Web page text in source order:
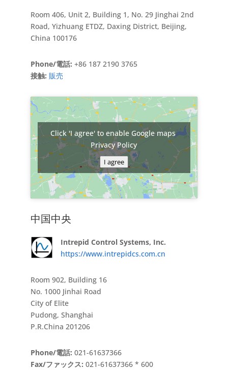
Room 406, Unit 2, Building 1, No. 29 Jinghai 2nd
Road, Yizhuang ETDZ, Daxing District, Beijing,
China 100176
Phone/電話: +86 187 2190 3765
接触: 販売
Click 'I agree' to enable Google maps
Privacy Policy
I agree
中国中央
Intrepid Control Systems, Inc.
https://www.intrepidcs.com.cn
Room 902, Building 16
No. 1000 Jinhai Road
City of Elite
Pudong, Shanghai
P.R.China 201206
Phone/電話: 021-61637366
Fax/ファックス: 021-61637366 * 600